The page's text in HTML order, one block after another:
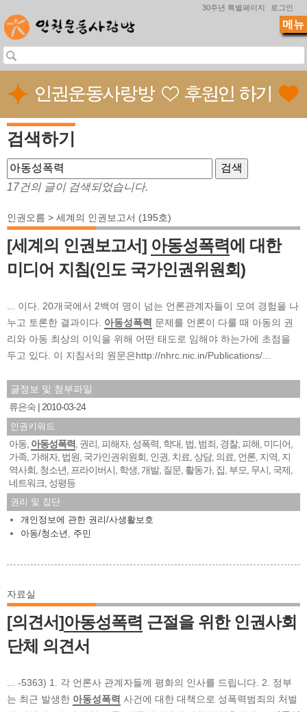
30주년 특별페이지 로그인
검색하기
17건의 글이 검색되었습니다.
인권오름 > 세계의 인권보고서 (195호)
[세계의 인권보고서] 아동성폭력에 대한
미디어 지침(인도 국가인권위원회)
... 이다. 20개국에서 2백여 명이 넘는 언론관계자들이 모여 경험을 나
누고 토론한 결과이다. 아동성폭력 문제를 언론이 다룰 때 아동의 권
리와 아동 최상의 이익을 위해 어떤 태도로 임해야 하는가에 초점을
두고 있다. 이 지침서의 원문은http://nhrc.nic.in/Publications/...
글정보 및 첨부파일
류은숙
2010-03-24
인권키워드
아동 아동성폭력 권리 피해자, 성폭력 학대 법 범죄 경찰, 피해 미디어
가족 가해자, 법원 국가인권위원회 인권 치료 상담, 의료 언론 지역 지
역사회 청소년 프라이버시 학생 개발, 질문 활동가, 집 부모 무시 국제
네트워크 성평등
권리 및 집단
개인정보에 관한 권리/사생활보호
아동/청소년
주민
자료실
[의견서]아동성폭력 근절을 위한 인권사회
단체 의견서
... -5363) 1. 각 언론사 관계자들께 평화의 인사를 드립니다. 2. 정부
는 최근 발생한 아동성폭력 사건에 대한 대책으로 성폭력범죄의 처벌
메뉴